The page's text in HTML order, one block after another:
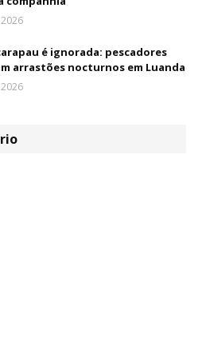
é ignorada: pescadores
arrastões nocturnos em Luanda